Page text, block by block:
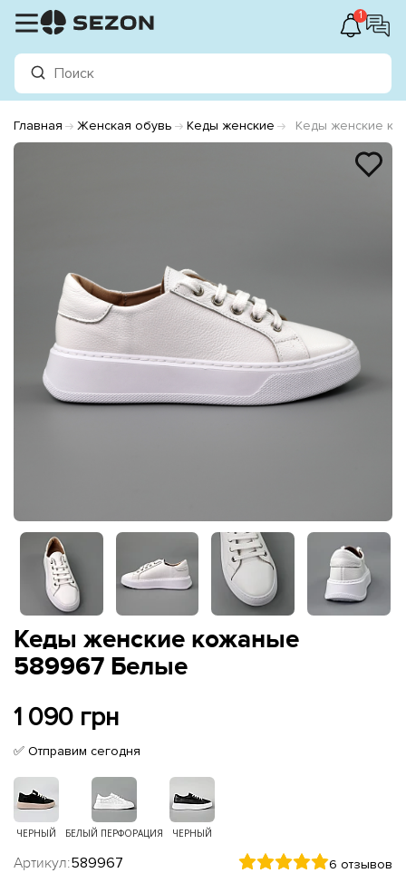
1
Главная Женская обувь Кеды женские Кеды женские
Кеды женские кожаные
589967 Белые
1 090 грн
✅ Отправим сегодня
ЧЕРНЫЙ БЕЛЫЙ ПЕРФОРАЦИЯ ЧЕРНЫЙ
Артикул:589967 6 отзывов